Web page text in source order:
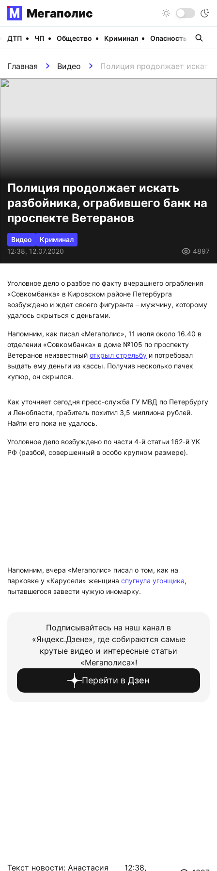
Мегаполис
ДТП ЧП Общество Криминал Опасность
Главная Видео Полиция продолжает искать
Полиция продолжает искать
разбойника, ограбившего банк на
проспекте Ветеранов
Видео
Криминал
12:38, 12.07.2020
4897
Уголовное дело о разбое по факту вчерашнего ограбления
«Совкомбанка» в Кировском районе Петербурга
возбуждено и ждет своего фигуранта – мужчину, которому
удалось скрыться с деньгами.
Напомним, как писал «Мегаполис», 11 июля около 16.40 в
отделении «Совкомбанка» в доме №105 по проспекту
Ветеранов неизвестный открыл стрельбу и потребовал
выдать ему деньги из кассы. Получив несколько пачек
купюр, он скрылся.
Как уточняет сегодня пресс-служба ГУ МВД по Петербургу
и Ленобласти, грабитель похитил 3,5 миллиона рублей.
Найти его пока не удалось.
Уголовное дело возбуждено по части 4-й статьи 162-й УК
РФ (разбой, совершенный в особо крупном размере).
Напомним, вчера «Мегаполис» писал о том, как на
парковке у «Карусели» женщина спугнула угонщика,
пытавшегося завести чужую иномарку.
Подписывайтесь на наш канал в
«Яндекс.Дзене», где собираются самые
крутые видео и интересные статьи
«Мегаполиса»!
Перейти в Дзен
Текст новости: Анастасия 12:38,